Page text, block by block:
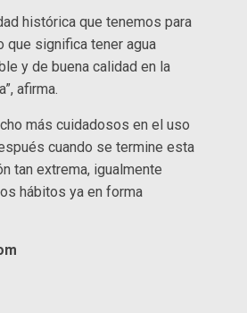
histórica que tenemos para
que significa tener agua
y de buena calidad en la
afirma.
más cuidadosos en el uso
cuando se termine esta
tan extrema, igualmente
hábitos ya en forma